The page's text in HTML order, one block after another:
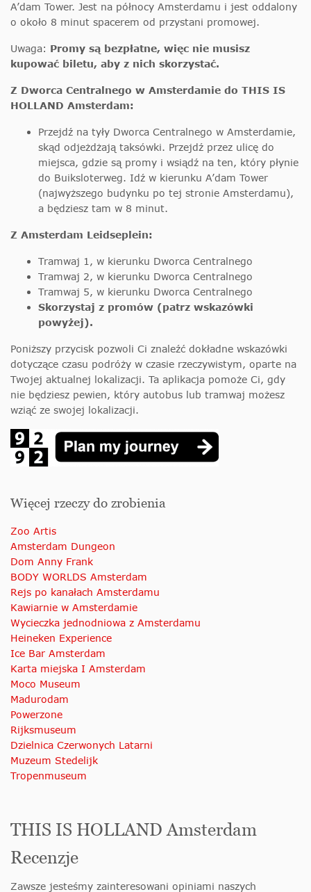
A’dam Tower. Jest na północy Amsterdamu i jest oddalony
o około 8 minut spacerem od przystani promowej.
Uwaga: Promy są bezpłatne, więc nie musisz
kupować biletu, aby z nich skorzystać.
Z Dworca Centralnego w Amsterdamie do THIS IS
HOLLAND Amsterdam:
Przejdź na tyły Dworca Centralnego w Amsterdamie,
skąd odjeżdżają taksówki. Przejdź przez ulicę do
miejsca, gdzie są promy i wsiądź na ten, który płynie
do Buiksloterweg. Idź w kierunku A’dam Tower
(najwyższego budynku po tej stronie Amsterdamu),
a będziesz tam w 8 minut.
Z Amsterdam Leidseplein:
Tramwaj 1, w kierunku Dworca Centralnego
Tramwaj 2, w kierunku Dworca Centralnego
Tramwaj 5, w kierunku Dworca Centralnego
Skorzystaj z promów (patrz wskazówki
powyżej).
Poniższy przycisk pozwoli Ci znaleźć dokładne wskazówki
dotyczące czasu podróży w czasie rzeczywistym, oparte na
Twojej aktualnej lokalizacji. Ta aplikacja pomoże Ci, gdy
nie będziesz pewien, który autobus lub tramwaj możesz
wziąć ze swojej lokalizacji.
Więcej rzeczy do zrobienia
Zoo Artis
Amsterdam Dungeon
Dom Anny Frank
BODY WORLDS Amsterdam
Rejs po kanałach Amsterdamu
Kawiarnie w Amsterdamie
Wycieczka jednodniowa z Amsterdamu
Heineken Experience
Ice Bar Amsterdam
Karta miejska I Amsterdam
Moco Museum
Madurodam
Powerzone
Rijksmuseum
Dzielnica Czerwonych Latarni
Muzeum Stedelijk
Tropenmuseum
THIS IS HOLLAND Amsterdam
Recenzje
Zawsze jesteśmy zainteresowani opiniami naszych